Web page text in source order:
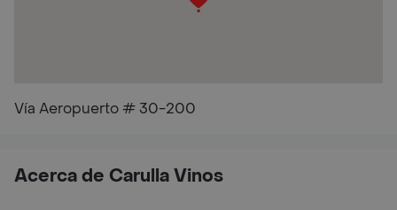
Vía Aeropuerto # 30-200
Acerca de Carulla Vinos